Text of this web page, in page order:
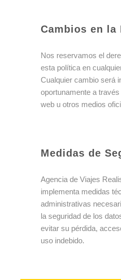
b
o
k
a
g
a
m
Cambios en la
Nos reservamos el
esta política en
Cualquier cambio será
oportunamente a
web u otros medios
Medidas de
Agencia de Viajes
implementa medidas
administrativas
la seguridad de los
evitar su pérdida,
uso indebido.